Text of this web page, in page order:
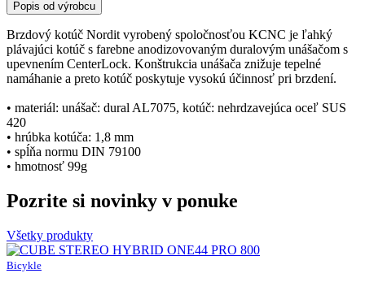
Popis od výrobcu
Brzdový kotúč Nordit vyrobený spoločnosťou KCNC je ľahký
plávajúci kotúč s farebne anodizovovaným duralovým unášačom s
upevnením CenterLock. Konštrukcia unášača znižuje tepelné
namáhanie a preto kotúč poskytuje vysokú účinnosť pri brzdení.
• materiál: unášač: dural AL7075, kotúč: nehrdzavejúca oceľ SUS
420
• hrúbka kotúča: 1,8 mm
• spĺňa normu DIN 79100
• hmotnosť 99g
Pozrite si novinky v ponuke
Všetky produkty
Bicykle